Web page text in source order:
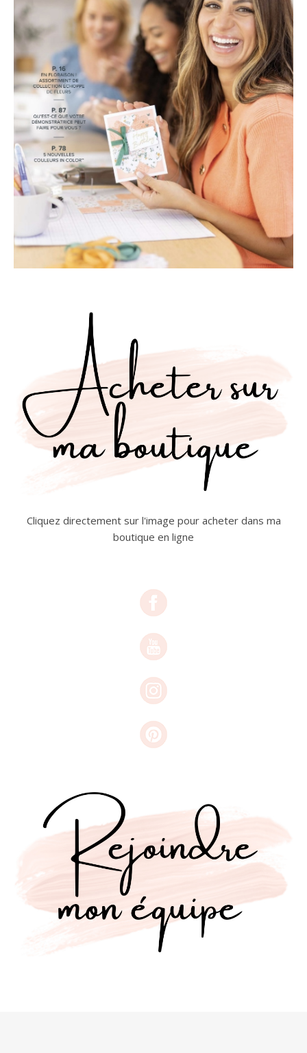
Cliquez directement sur l'image pour acheter dans ma
boutique en ligne